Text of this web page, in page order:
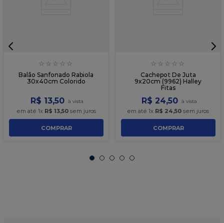
☆ ☆ ☆ ☆ ☆
Balão Sanfonado Rabiola
30x40cm Colorido
R$ 13,50
em até 1x R$ 13,50sem juros
COMPRAR
☆ ☆ ☆ ☆ ☆
Cachepot De Juta
9x20cm (9962) Halley
Fitas
R$ 24,50
em até 1x R$ 24,50 sem juros
COMPRAR